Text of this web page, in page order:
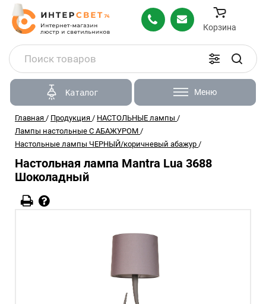
Корзина
Каталог Меню
Главная / Продукция / НАСТОЛЬНЫЕ лампы /
Лампы настольные С АБАЖУРОМ /
Настольные лампы ЧЕРНЫЙ/коричневый абажур /
Настольная лампа Mantra Lua 3688
Шоколадный